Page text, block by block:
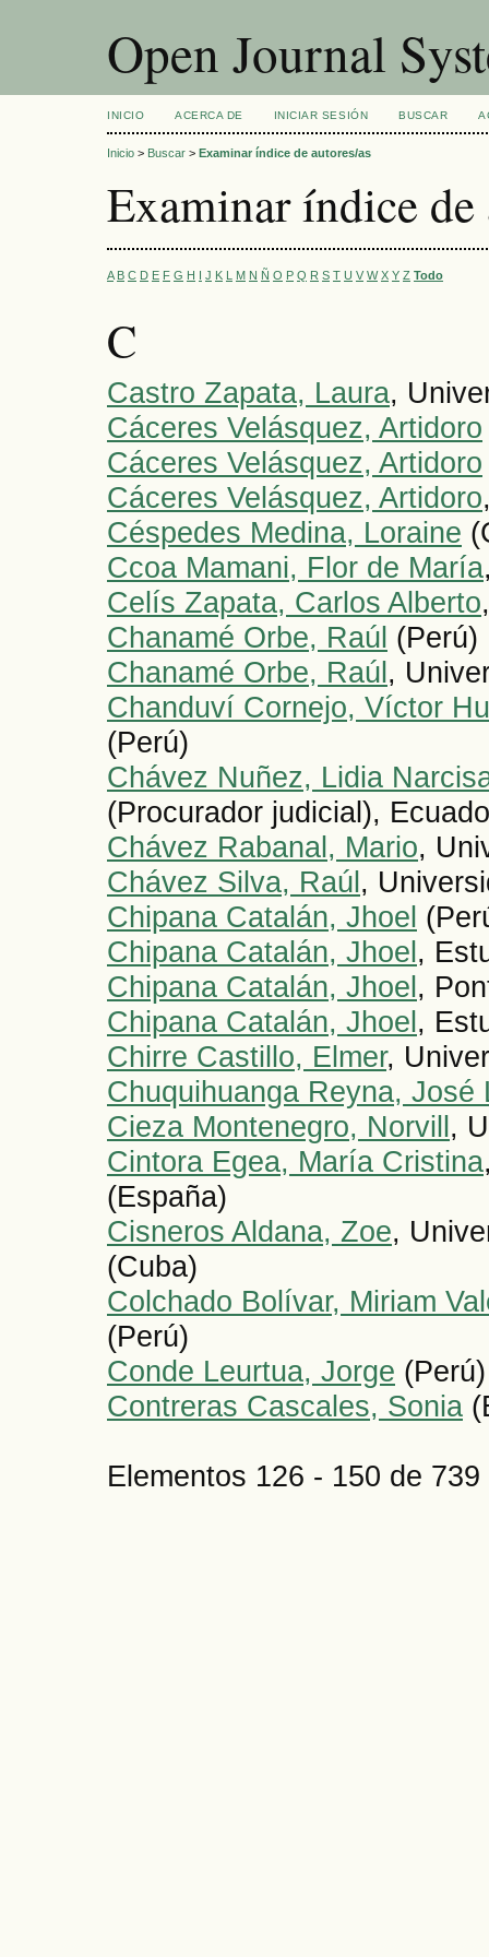
Open Journal
INICIO ACERCA DE INICIAR SESIÓN BUSCAR
Inicio > Buscar > Examinar índice de autores/as
Examinar índice de
A B C D E F G H I J K L M N Ñ O P Q R S T U V W X Y Z Todo
C
Castro Zapata, Laura,
Cáceres Velásquez, Artidoro
Cáceres Velásquez, Artidoro
Cáceres Velásquez, Artidoro
Céspedes Medina, Loraine
Ccoa Mamani, Flor de María
Celís Zapata, Carlos Alberto
Chanamé Orbe, Raúl (Perú)
Chanamé Orbe, Raúl,
Chanduví Cornejo, Víctor
(Perú)
Chávez Nuñez, Lidia
(Procurador judicial),
Chávez Rabanal, Mario,
Chávez Silva, Raúl,
Chipana Catalán, Jhoel
Chipana Catalán, Jhoel,
Chipana Catalán, Jhoel,
Chipana Catalán, Jhoel,
Chirre Castillo, Elmer,
Chuquihuanga Reyna, José
Cieza Montenegro, Norvill,
Cintora Egea, María Cristina
(España)
Cisneros Aldana, Zoe,
(Cuba)
Colchado Bolívar, Miriam
(Perú)
Conde Leurtua, Jorge (Perú)
Contreras Cascales, Sonia
Elementos 126 - 150 de